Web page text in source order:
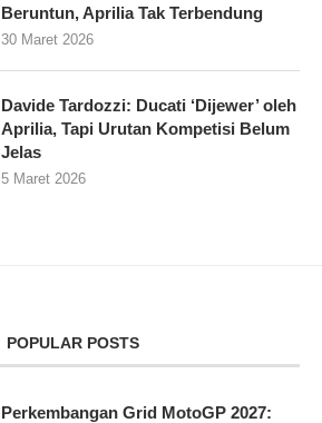
Beruntun, Aprilia Tak Terbendung
30 Maret 2026
Davide Tardozzi: Ducati ‘Dijewer’ oleh
Aprilia, Tapi Urutan Kompetisi Belum
Jelas
5 Maret 2026
POPULAR POSTS
Perkembangan Grid MotoGP 2027: